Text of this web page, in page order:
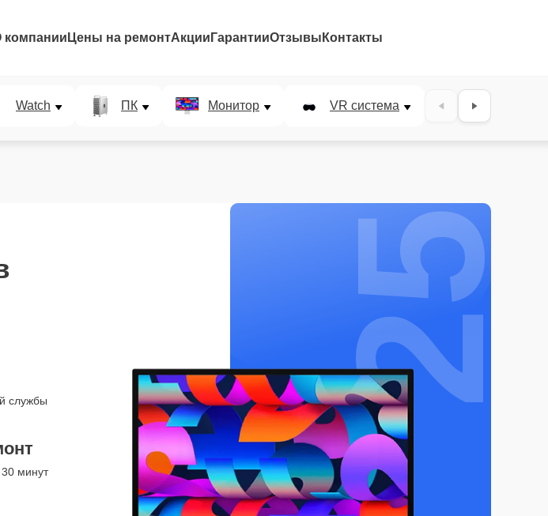
компании Цены на ремонтАкции ГарантииОтзывы Контакты
Watch ПК Монитор VR система Наушники
службы
минут
25%